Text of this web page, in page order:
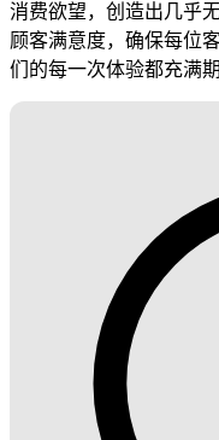
消费欲望，创造出几乎
顾客满意度，确保每位
们的每一次体验都充满